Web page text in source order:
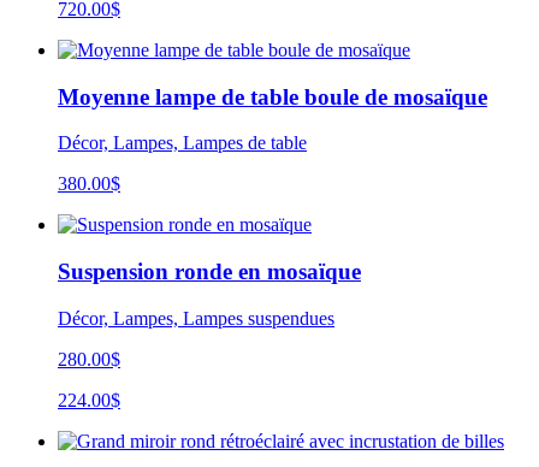
720.00$
Moyenne lampe de table boule de mosaïque
Décor, Lampes, Lampes de table
380.00$
Suspension ronde en mosaïque
Décor, Lampes, Lampes suspendues
280.00$
224.00$